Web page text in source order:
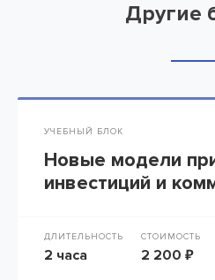
Другие
УЧЕБНЫЙ БЛОК
Новые модели
инвестиций и
ДЛИТЕЛЬНОСТЬ
2 часа
СТОИМОСТЬ
2 200 ₽